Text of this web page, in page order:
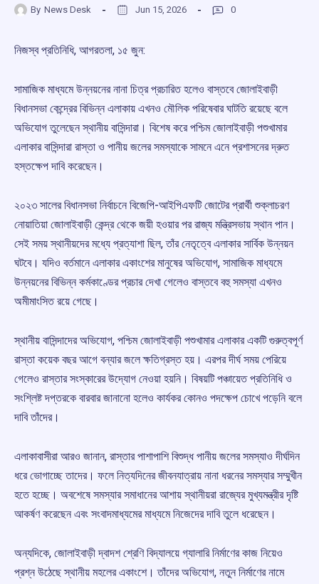
By News Desk Jun 15, 2026 0
নিজস্ব প্রতিনিধি, আগরতলা, ১৫ জুন:
সামাজিক মাধ্যমে উন্নয়নের নানা চিত্র প্রচারিত হলেও বাস্তবে জোলাইবাড়ী
বিধানসভা কেন্দ্রের বিভিন্ন এলাকায় এখনও মৌলিক পরিষেবার ঘাটতি রয়েছে বলে
অভিযোগ তুলেছেন স্থানীয় বাসিন্দারা। বিশেষ করে পশ্চিম জোলাইবাড়ী পশুখামার
এলাকার বাসিন্দারা রাস্তা ও পানীয় জলের সমস্যাকে সামনে এনে প্রশাসনের দ্রুত
হস্তক্ষেপ দাবি করেছেন।
২০২৩ সালের বিধানসভা নির্বাচনে বিজেপি-আইপিএফটি জোটের প্রার্থী শুক্লাচরণ
নোয়াতিয়া জোলাইবাড়ী কেন্দ্র থেকে জয়ী হওয়ার পর রাজ্য মন্ত্রিসভায় স্থান পান।
সেই সময় স্থানীয়দের মধ্যে প্রত্যাশা ছিল, তাঁর নেতৃত্বে এলাকার সার্বিক উন্নয়ন
ঘটবে। যদিও বর্তমানে এলাকার একাংশের মানুষের অভিযোগ, সামাজিক মাধ্যমে
উন্নয়নের বিভিন্ন কর্মকাণ্ডের প্রচার দেখা গেলেও বাস্তবে বহু সমস্যা এখনও
অমীমাংসিত রয়ে গেছে।
স্থানীয় বাসিন্দাদের অভিযোগ, পশ্চিম জোলাইবাড়ী পশুখামার এলাকার একটি গুরুত্বপূর্ণ
রাস্তা কয়েক বছর আগে বন্যার জলে ক্ষতিগ্রস্ত হয়। এরপর দীর্ঘ সময় পেরিয়ে
গেলেও রাস্তার সংস্কারের উদ্যোগ নেওয়া হয়নি। বিষয়টি পঞ্চায়েত প্রতিনিধি ও
সংশ্লিষ্ট দপ্তরকে বারবার জানানো হলেও কার্যকর কোনও পদক্ষেপ চোখে পড়েনি বলে
দাবি তাঁদের।
এলাকাবাসীরা আরও জানান, রাস্তার পাশাপাশি বিশুদ্ধ পানীয় জলের সমস্যাও দীর্ঘদিন
ধরে ভোগাচ্ছে তাদের। ফলে নিত্যদিনের জীবনযাত্রায় নানা ধরনের সমস্যার সম্মুখীন
হতে হচ্ছে। অবশেষে সমস্যার সমাধানের আশায় স্থানীয়রা রাজ্যের মুখ্যমন্ত্রীর দৃষ্টি
আকর্ষণ করেছেন এবং সংবাদমাধ্যমের মাধ্যমে নিজেদের দাবি তুলে ধরেছেন।
অন্যদিকে, জোলাইবাড়ী দ্বাদশ শ্রেণি বিদ্যালয়ে গ্যালারি নির্মাণের কাজ নিয়েও
প্রশ্ন উঠেছে স্থানীয় মহলের একাংশে। তাঁদের অভিযোগ, নতুন নির্মাণের নামে